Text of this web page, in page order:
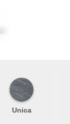
Unica